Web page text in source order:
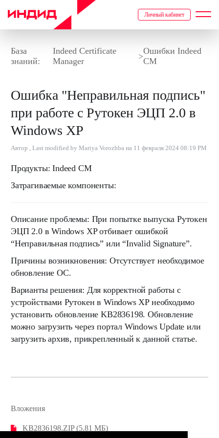
Личный кабинет
База
знаний:
Indeed Certificate
Manager
>
Ошибки Indeed
CM
Ошибка "Неправильная подпись"
при работе с Рутокен ЭЦП 2.0 в
Windows XP
Автор , Last modified by Mariya Vorozhba на 11 февраля 2024 08:19 PM
Продукты: Indeed CM
Затрагиваемые компоненты:
Описание проблемы: При попытке выпуска Рутокен
ЭЦП 2.0 в Windows XP отбивает ошибкой
“Неправильная подпись” или “Invalid Signature”.
Причины возникновения: Отсутствует необходимое
обновление ОС.
Варианты решения: Для корректной работы с
устройствами Рутокен в Windows XP необходимо
установить обновлениеKB2836198. Обновление
можно загрузить через портал Windows Update или
загрузить архив, прикрепленный к данной статье.
Вложения
KB2836198.ZIP (5.81 МБ)